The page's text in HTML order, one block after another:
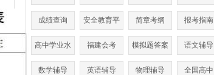
成绩查询 安全教育平
台
简章考纲 报考指南
高中学业水
平考试
福建会考 模拟题答案 语文辅导
数学辅导 英语辅导 物理辅导 全国高中